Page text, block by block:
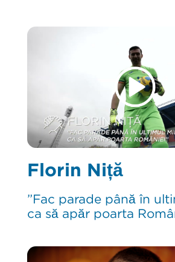
Florin Niță
”Fac parade până în
ca să apăr poarta